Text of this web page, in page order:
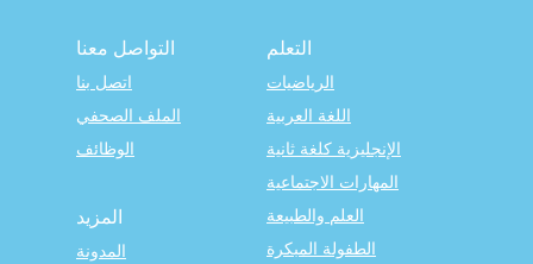
التواصل معنا
اتصل بنا
الملف الصحفي
الوظائف
التعلم
الرياضيات
اللغة العربية
الإنجليزية كلغة ثانية
المهارات الاجتماعية
العلم والطبيعة
الطفولة المبكرة
المزيد
المدونة